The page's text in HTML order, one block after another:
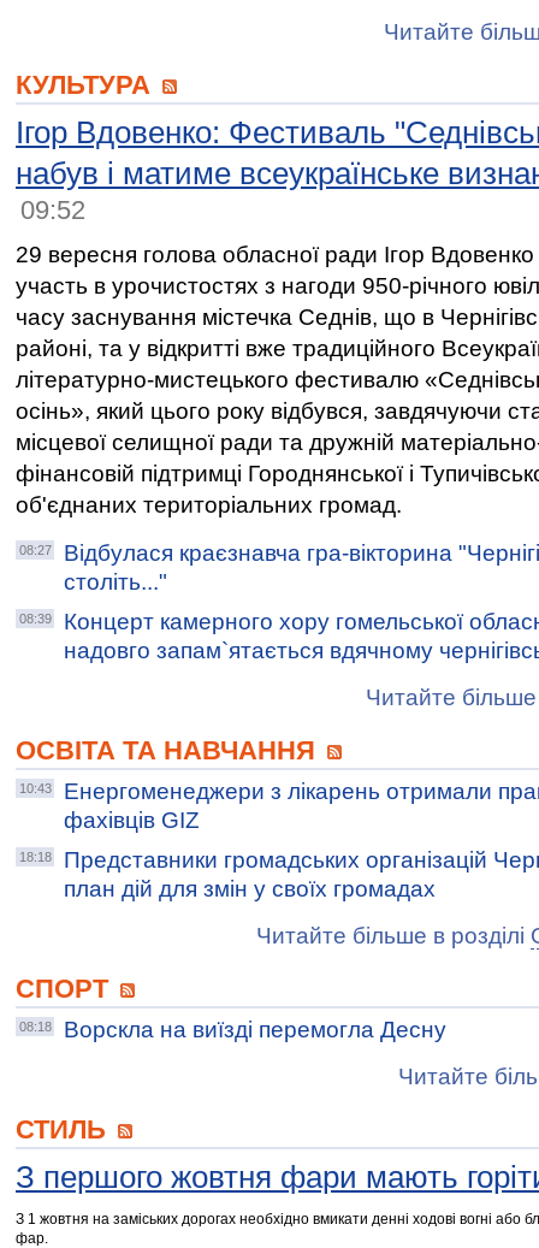
Читайте
КУЛЬТУРА
Ігор Вдовенко: Фестиваль
набув і матиме всеукраїнське
09:52
29 вересня голова обласної ради Ігор Вдовенко
участь в урочистостях з нагоди 950-річного
часу заснування містечка Седнів, що в
районі, та у відкритті вже традиційного
літературно-мистецького фестивалю
осінь», який цього року відбувся, завдячуючи
місцевої селищної ради та дружній
фінансовій підтримці Городнянської і
об'єднаних територіальних громад.
08:27
Відбулася краєзнавча гра-вікторина
століть..."
08:39
Концерт камерного хору гомельської
надовго запам`ятається вдячному
Читайте більше
ОСВІТА ТА НАВЧАННЯ
10:43
Енергоменеджери з лікарень отримали
фахівців GIZ
18:18
Представники громадських організацій
план дій для змін у своїх громадах
Читайте більше в розділі
СПОРТ
08:18
Ворскла на виїзді перемогла Десну
Читайте
СТИЛЬ
З першого жовтня фари мають
З 1 жовтня на заміських дорогах необхідно вмикати денні ходові вогні або
фар.